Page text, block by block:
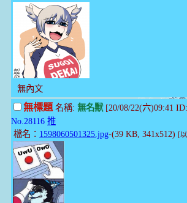
無內文
無標題名稱: 無名獸[20/08/22(六)09:41
No.28116 推
檔名： 1598060501325.jpg-(39 KB, 341x512) [